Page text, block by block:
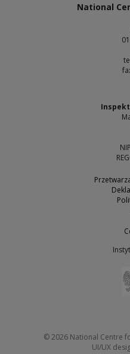
National
© 2026 National Centre
UI/UX